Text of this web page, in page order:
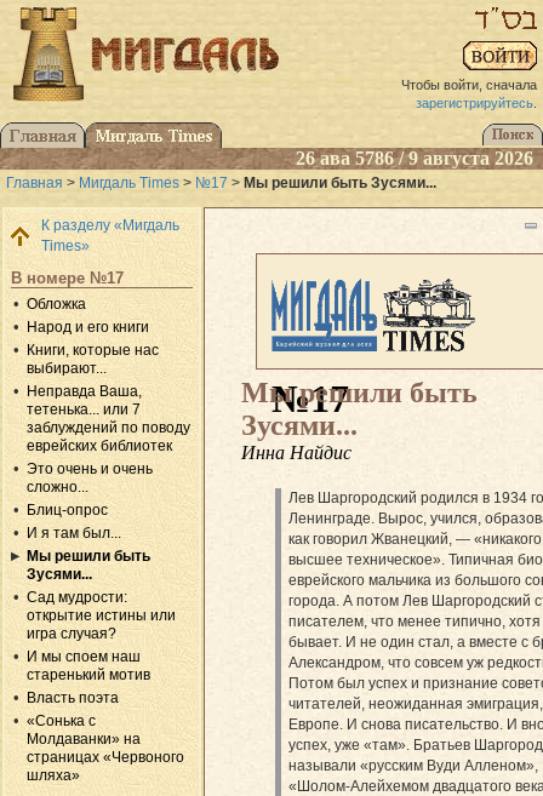
Чтобы войти, сначала
зарегистрируйтесь.
26 ава 5786 / 9 августа 2026
Главная > Мигдаль Times > №17 > Мы решили быть Зусями...
К разделу «Мигдаль
Times»
В номере №17
Обложка
Народ и его книги
Книги, которые нас
выбирают...
Неправда Ваша,
тетенька... или 7
заблуждений по поводу
еврейских библиотек
Это очень и очень
сложно...
Блиц-опрос
И я там был...
Мы решили быть
Зусями...
Сад мудрости:
открытие истины или
игра случая?
И мы споем наш
старенький мотив
Власть поэта
«Сонька с
Молдаванки» на
страницах «Червоного
шляха»
№17
Мы решили быть
Зусями...
Инна Найдис
Лев Шаргородский родился в 1934
Ленинграде. Вырос, учился,
как говорил Жванецкий, —
высшее техническое». Типичная
еврейского мальчика из большого
города. А потом Лев Шаргородский
писателем, что менее типично, хотя
бывает. И не один стал, а вместе с
Александром, что совсем уж
Потом был успех и признание
читателей, неожиданная
Европе. И снова писательство. И
успех, уже «там». Братьев
называли «русским Вуди Алленом»,
«Шолом-Алейхемом двадцатого